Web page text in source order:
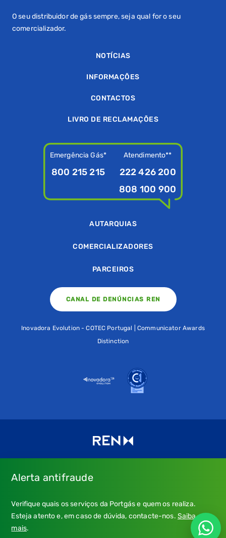
O seu distribuidor de gás sempre, seja qual for o seu
comercializador.
NOTÍCIAS
INFORMAÇÕES
CONTACTOS
LIVRO DE RECLAMAÇÕES
Emergência Gás*
800 215 215
Atendimento**
222 426 200
808 100 900
AUTARQUIAS
COMERCIALIZADORES
PARCEIROS
CANAL DE DENÚNCIAS REN
Inovadora Evolution - COTEC Portugal | Communicator Awards
Distinction
a nossaPolítica de Cookies.
* Emergência Gás: 24 horas, chamada grátis.
** Atendimento: dias úteis, 9h-21h; chamada para a rede fixa
Alerta antifraude
Verifique quais os serviços da Portgás e quem os realiza.
Esteja atento e, em caso de dúvida, contacte-nos. Saiba
mais.